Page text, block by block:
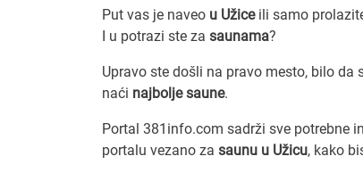
Put vas je naveo u Užiceili samo
I u potrazi ste za saunama?
Upravo ste došli na pravo mesto, bilo da
naći najbolje saune.
Portal 381info.com sadrži sve potrebne
portalu vezano za saunu u Užicu, kako